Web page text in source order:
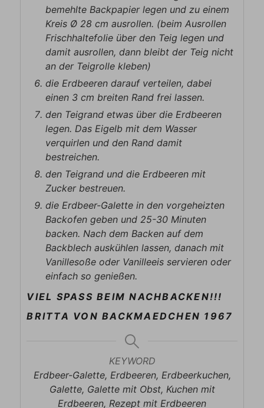
bemehlte Backpapier legen und zu einem
Kreis Ø 28 cm ausrollen. (beim Ausrollen
Frischhaltefolie über den Teig legen und
damit ausrollen, dann bleibt der Teig nicht
an der Teigrolle kleben)
die Erdbeeren darauf verteilen, dabei
einen 3 cm breiten Rand frei lassen.
den Teigrand etwas über die Erdbeeren
legen. Das Eigelb mit dem Wasser
verquirlen und den Rand damit
bestreichen.
den Teigrand und die Erdbeeren mit
Zucker bestreuen.
die Erdbeer-Galette in den vorgeheizten
Backofen geben und 25-30 Minuten
backen. Nach dem Backen auf dem
Backblech auskühlen lassen, danach mit
Vanillesoße oder Vanilleeis servieren oder
einfach so genießen.
VIEL SPASS BEIM NACHBACKEN!!!
BRITTA VON BACKMAEDCHEN 1967
KEYWORD
Erdbeer-Galette, Erdbeeren, Erdbeerkuchen,
Galette, Galette mit Obst, Kuchen mit
Erdbeeren, Rezept mit Erdbeeren